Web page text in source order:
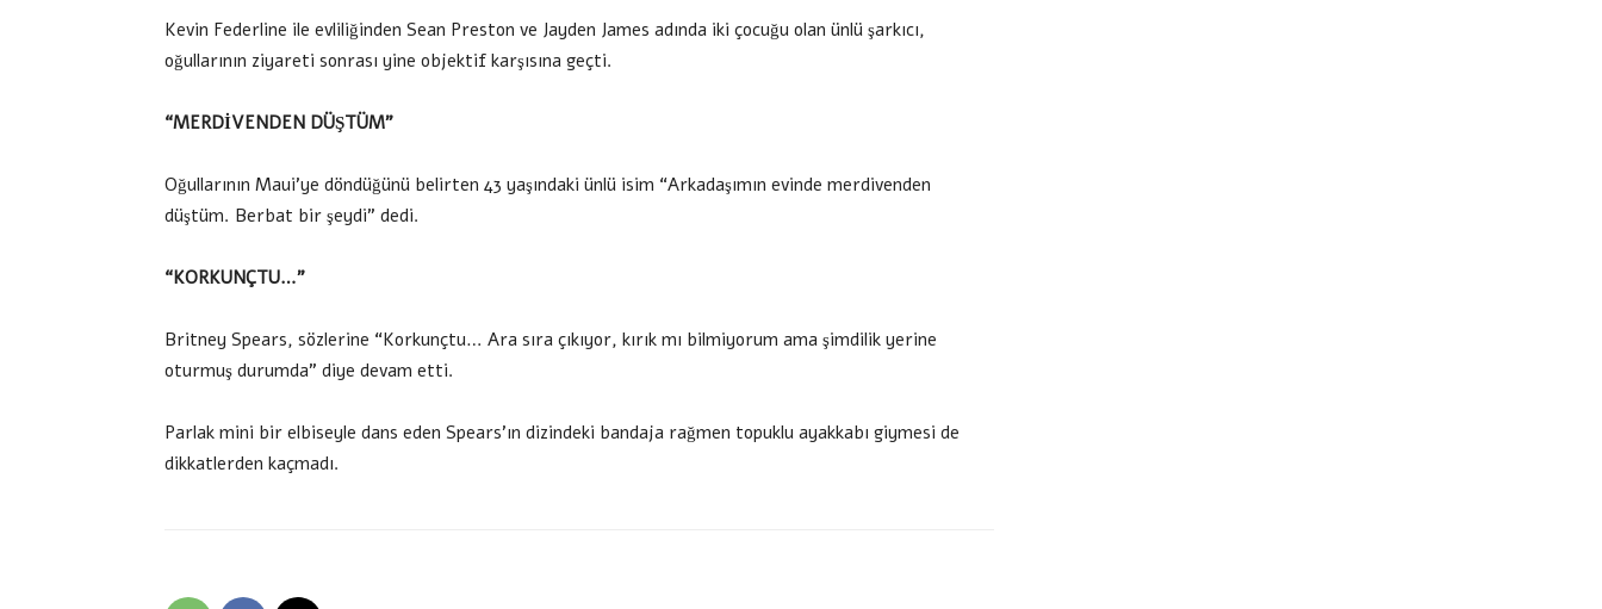
Kevin Federline ile evliliğinden Sean Preston ve Jayden James adında iki çocuğu olan ünlü şarkıcı,
oğullarının ziyareti sonrası yine objektif karşısına geçti.
“MERDİVENDEN DÜŞTÜM”
Oğullarının Maui’ye döndüğünü belirten 43 yaşındaki ünlü isim “Arkadaşımın evinde merdivenden
düştüm. Berbat bir şeydi” dedi.
“KORKUNÇTU…”
Britney Spears, sözlerine “Korkunçtu… Ara sıra çıkıyor, kırık mı bilmiyorum ama şimdilik yerine
oturmuş durumda” diye devam etti.
Parlak mini bir elbiseyle dans eden Spears’ın dizindeki bandaja rağmen topuklu ayakkabı giymesi de
dikkatlerden kaçmadı.